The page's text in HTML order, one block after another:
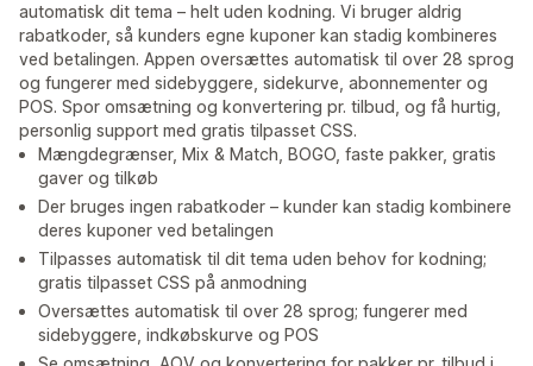
automatisk dit tema – helt uden kodning. Vi bruger aldrig
rabatkoder, så kunders egne kuponer kan stadig kombineres
ved betalingen. Appen oversættes automatisk til over 28 sprog
og fungerer med sidebyggere, sidekurve, abonnementer og
POS. Spor omsætning og konvertering pr. tilbud, og få hurtig,
personlig support med gratis tilpasset CSS.
Mængdegrænser, Mix & Match, BOGO, faste pakker, gratis
gaver og tilkøb
Der bruges ingen rabatkoder – kunder kan stadig kombinere
deres kuponer ved betalingen
Tilpasses automatisk til dit tema uden behov for kodning;
gratis tilpasset CSS på anmodning
Oversættes automatisk til over 28 sprog; fungerer med
sidebyggere, indkøbskurve og POS